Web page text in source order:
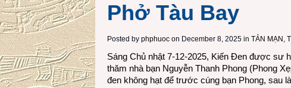
Phở Tàu Bay
Posted by phphuoc on December 8, 2025 in TẢN MẠN ,
Sáng Chủ nhật 7-12-2025, Kiến Đen được sư
thăm nhà bạn Nguyễn Thanh Phong (Phong
đen không hạt để trước cúng bạn Phong, sau